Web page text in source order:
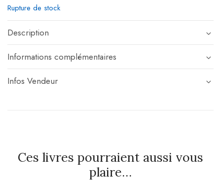
Rupture de stock
Description
Informations complémentaires
Infos Vendeur
Ces livres pourraient aussi vous
plaire…